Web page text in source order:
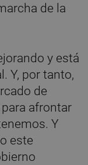
de la
y está
Y, por tanto,
de
afrontar
Y
este